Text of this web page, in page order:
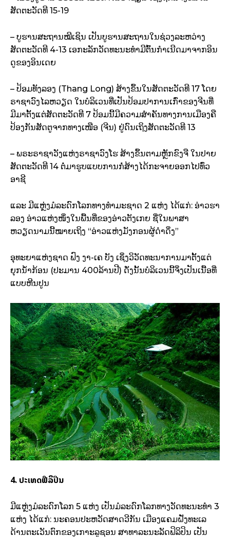
ສັດຕະວັດທີ 15-19
– ບູຮານສະຖານໝີເຊິນ ເປັນບູຮານສະຖານໃນຊ່ວງລະຫວ່າງ
ສັດຕະວັດທີ 4-13 ເອກະລັກວັດທະນະທຳມີຕົ້ນກຳເນີດມາຈາກອິນ
ດູຂອງອິນເດຍ
– ປ້ອມທັງລອງ (Thang Long) ສ້າງຂຶ້ນໃນສັດຕະວັດທີ 17 ໂດຍ
ຣາຊາວົງໄລຫວຽດ ໃນບໍລິເວນທີ່ເປັນປ້ອມປາການເກົ່າຂອງຈີນທີ່
ມີມາຕັ້ງແຕ່ສັດຕະວັດທີ 7 ປ້ອມນີ້ມີຄວາມສຳຄັນທາງການເມືອງຄື
ປ້ອງກັນສັດຕູຈາກທາງເໜືອ (ຈີນ) ຢູ່ດົນເຖິງສັດຕະວັດທີ 13
– ພຣະຣາຊາວັງແຫ່ງຣາຊາວົງໂຮ ສ້າງຂຶ້ນຕາມຫຼັກຂົງຈື ໃນປາຍ
ສັດຕະວັດທີ 14 ຕໍ່ມາຮູບແບບການກໍ່ສ້າງໄດ້ກະຈາຍອອກໄປທົ່ວ
ອາຊີ
ແລະ ມີແຫຼ່ງມໍລະດົກໂລກທາງທຳມະຊາດ 2 ແຫ່ງ ໄດ້ແກ່: ອ່າວຮາ
ລອງ ອ່າວແຫ່ງໜຶ່ງໃນພື້ນທີ່ຂອງອ່າວຕັງເກຍ ຊື່ໃນພາສາ
ຫວຽດນາມນີ້ໝາຍເຖິງ “ອ່າວແຫ່ງມັງກອນຜູ້ດຳດິ່ງ”
ອຸທະຍາແຫ່ງຊາດ ຟົງ ງາ-ເຄ ບັງ ເຊິ່ງວິວັດທະນາການມາຕັ້ງແຕ່
ຍຸກນ້ຳກ້ອນ (ປະມານ 400ລ້ານປີ) ດັ່ງນັ້ນບໍລິເວນນີ້ຈິ່ງເປັນເນື້ອທີ່
ແບບຫີນປູນ
4. ປະເທດຟີລິປິນ
ມີແຫຼ່ງມໍລະດົກໂລກ 5 ແຫ່ງ ເປັນມໍລະດົກໂລກທາງວັດທະນະທຳ 3
ແຫ່ງ ໄດ້ແກ່: ນະຄອນປະຫວັດສາດວີກັນ ເມືອງແຄມຝັ່ງທະເລ
ດ້ານຕະເວັນຕົກຂອງເກາະລູຊອນ ສາທາລະນະລັດຟິລິປິນ ເປັນ